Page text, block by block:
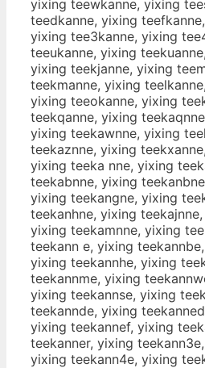
yixing teewkanne, yixing
teedkanne, yixing
yixing tee3kanne, yixing
teeukanne, yixing
yixing teekjanne, yixing
teekmanne, yixing
yixing teeokanne, yixing
teekqanne, yixing
yixing teekawnne, yixing
teekaznne, yixing
yixing teeka nne, yixing
teekabnne, yixing
yixing teekangne, yixing
teekanhne, yixing
yixing teekamnne, yixing
teekann e, yixing
yixing teekannhe, yixing
teekannme, yixing
yixing teekannse, yixing
teekannde, yixing
yixing teekannef, yixing
teekanner, yixing
yixing teekann4e, yixing